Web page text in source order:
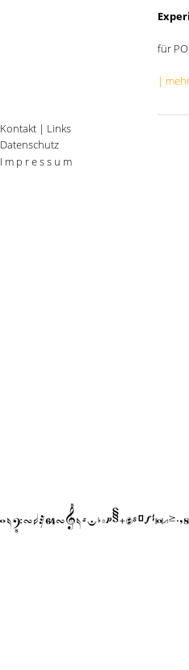
für
|
Kontakt | Links
Datenschutz
I m p r e s s u m